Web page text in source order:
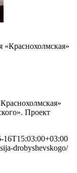
«Краснохолмская»
Проект
16T15:03:00+03:00
drobyshevskogo/